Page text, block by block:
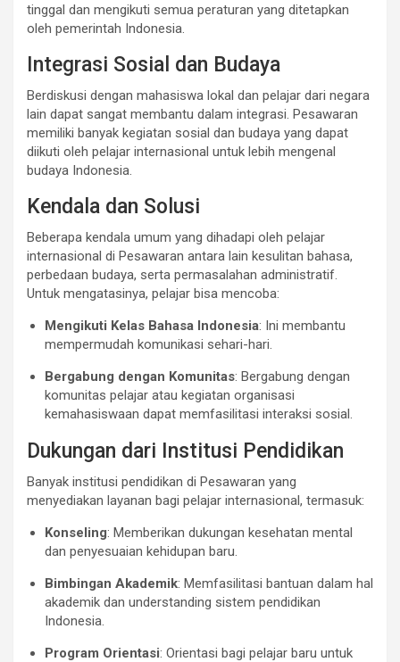
tinggal dan mengikuti semua peraturan yang ditetapkan
oleh pemerintah Indonesia.
Integrasi Sosial dan Budaya
Berdiskusi dengan mahasiswa lokal dan pelajar dari negara
lain dapat sangat membantu dalam integrasi. Pesawaran
memiliki banyak kegiatan sosial dan budaya yang dapat
diikuti oleh pelajar internasional untuk lebih mengenal
budaya Indonesia.
Kendala dan Solusi
Beberapa kendala umum yang dihadapi oleh pelajar
internasional di Pesawaran antara lain kesulitan bahasa,
perbedaan budaya, serta permasalahan administratif.
Untuk mengatasinya, pelajar bisa mencoba:
Mengikuti Kelas Bahasa Indonesia: Ini membantu
mempermudah komunikasi sehari-hari.
Bergabung dengan Komunitas: Bergabung dengan
komunitas pelajar atau kegiatan organisasi
kemahasiswaan dapat memfasilitasi interaksi sosial.
Dukungan dari Institusi Pendidikan
Banyak institusi pendidikan di Pesawaran yang
menyediakan layanan bagi pelajar internasional, termasuk:
Konseling: Memberikan dukungan kesehatan mental
dan penyesuaian kehidupan baru.
Bimbingan Akademik: Memfasilitasi bantuan dalam hal
akademik dan understanding sistem pendidikan
Indonesia.
Program Orientasi: Orientasi bagi pelajar baru untuk